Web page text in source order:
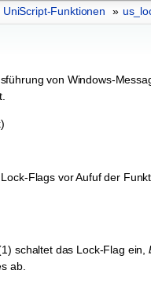
UniScript-Funktionen »
von Windows-
Flags vor Aufuf der
schaltet das Lock-Flag ein,
ab.